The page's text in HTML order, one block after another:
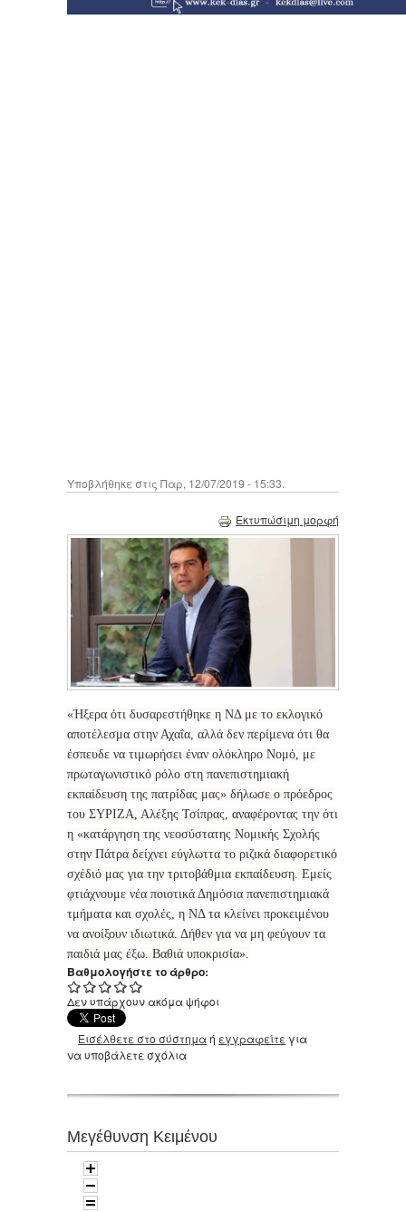
Υποβλήθηκε στις Παρ, 12/07/2019 - 15:33.
Εκτυπώσιμη μορφή
«Ήξερα ότι δυσαρεστήθηκε η ΝΔ με το εκλογικό
αποτέλεσμα στην Αχαΐα, αλλά δεν περίμενα ότι θα
έσπευδε να τιμωρήσει έναν ολόκληρο Νομό, με
πρωταγωνιστικό ρόλο στη πανεπιστημιακή
εκπαίδευση της πατρίδας μας» δήλωσε ο πρόεδρος
του ΣΥΡΙΖΑ, Αλέξης Τσίπρας, αναφέροντας την ότι
η «κατάργηση της νεοσύστατης Νομικής Σχολής
στην Πάτρα δείχνει εύγλωττα το ριζικά διαφορετικό
σχέδιό μας για την τριτοβάθμια εκπαίδευση. Εμείς
φτιάχνουμε νέα ποιοτικά Δημόσια πανεπιστημιακά
τμήματα και σχολές, η ΝΔ τα κλείνει προκειμένου
να ανοίξουν ιδιωτικά. Δήθεν για να μη φεύγουν τα
παιδιά μας έξω. Βαθιά υποκρισία».
Βαθμολογήστε το άρθρο:
Δεν υπάρχουν ακόμα ψήφοι
Εισέλθετε στο σύστημαή εγγραφείτε για
να υποβάλετε σχόλια
Μεγέθυνση Κειμένου